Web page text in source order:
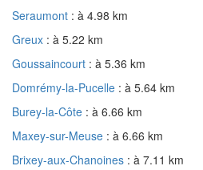
Seraumont : à 4.98 km
Greux : à 5.22 km
Goussaincourt : à 5.36 km
Domrémy-la-Pucelle : à 5.64 km
Burey-la-Côte : à 6.66 km
Maxey-sur-Meuse : à 6.66 km
Brixey-aux-Chanoines : à 7.11 km